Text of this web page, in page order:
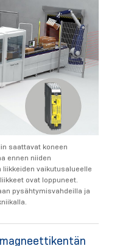
saattavat koneen
ennen niiden
vaikutusalueelle
ovat loppuneet.
pysähtymisvahdeilla ja